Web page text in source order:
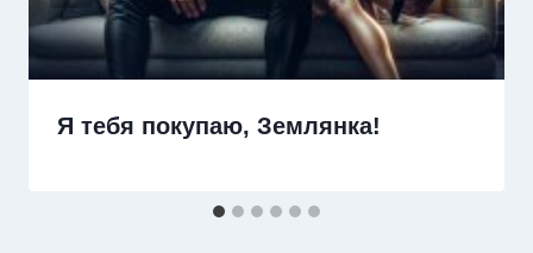
Я тебя покупаю, Землянка!